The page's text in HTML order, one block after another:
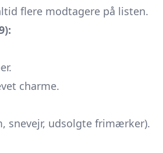
flere modtagere på listen.
charme.
snevejr, udsolgte frimærker).